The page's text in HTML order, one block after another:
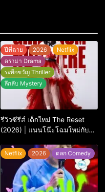
ปีที่ฉาย 2026
Netflix
ดราม่า Drama
ระทึกขวัญ Thriller
ลึกลับ Mystery
รีวิวซีรีส์ เด็กใหม่ The Reset
(2026) | แนนโน๊ะโฉมใหม่กับ
Netflix 2026 ตลก Comedy